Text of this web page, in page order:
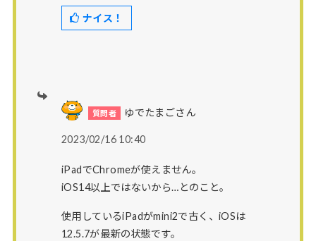
ナイス！
ゆでたまごさん
2023/02/16 10:40
iPadでChromeが使えません。
iOS14以上ではないから…とのこと。
使用しているiPadがmini2で古く、iOSは
12.5.7が最新の状態です。